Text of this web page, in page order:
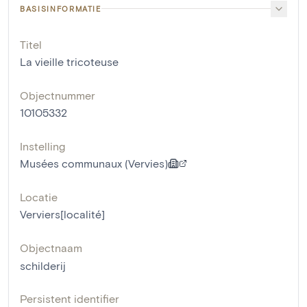
BASISINFORMATIE
Titel
La vieille tricoteuse
Objectnummer
10105332
Instelling
Musées communaux (Vervies)
Locatie
Verviers[localité]
Objectnaam
schilderij
Persistent identifier